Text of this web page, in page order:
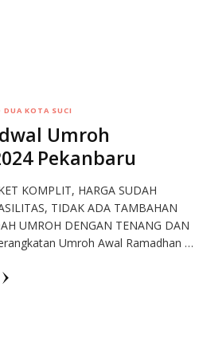
DUA KOTA SUCI
Umroh
Pekanbaru
KOMPLIT, HARGA SUDAH
TIDAK ADA TAMBAHAN
UMROH DENGAN TENANG DAN
Umroh Awal Ramadhan …